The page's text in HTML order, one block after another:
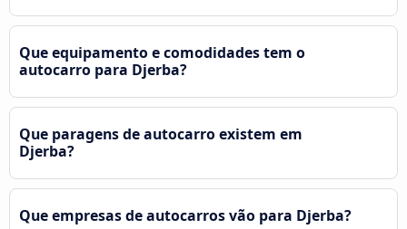
Que equipamento e comodidades tem o
autocarro para Djerba?
Que paragens de autocarro existem em
Djerba?
Que empresas de autocarros vão para Djerba?